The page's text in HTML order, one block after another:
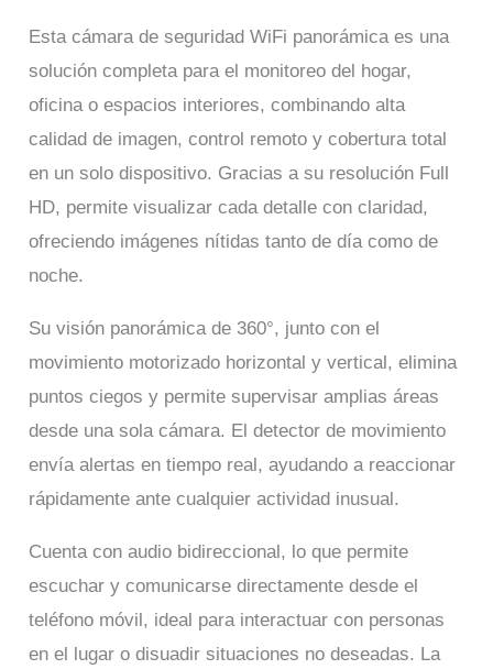
Esta cámara de seguridad WiFi panorámica es una
solución completa para el monitoreo del hogar,
oficina o espacios interiores, combinando alta
calidad de imagen, control remoto y cobertura total
en un solo dispositivo. Gracias a su resolución Full
HD, permite visualizar cada detalle con claridad,
ofreciendo imágenes nítidas tanto de día como de
noche.
Su visión panorámica de 360°, junto con el
movimiento motorizado horizontal y vertical, elimina
puntos ciegos y permite supervisar amplias áreas
desde una sola cámara. El detector de movimiento
envía alertas en tiempo real, ayudando a reaccionar
rápidamente ante cualquier actividad inusual.
Cuenta con audio bidireccional, lo que permite
escuchar y comunicarse directamente desde el
teléfono móvil, ideal para interactuar con personas
en el lugar o disuadir situaciones no deseadas. La